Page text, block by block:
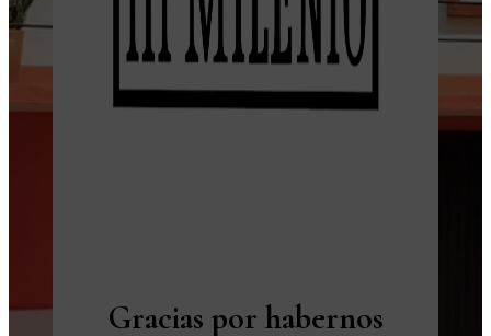
Gracias por habernos